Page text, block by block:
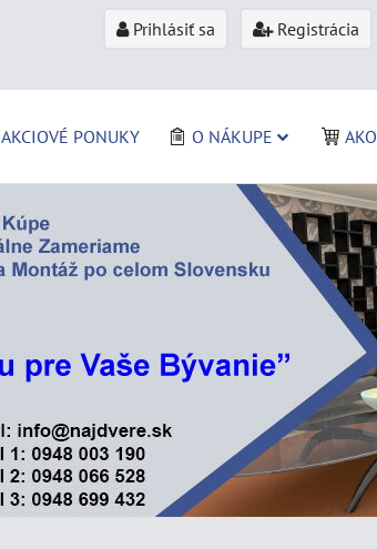
Prihlásiť sa Registrácia
AKCIOVÉ PONUKY O NÁKUPE